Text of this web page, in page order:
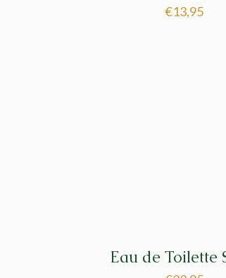
€13,95
Eau de Toilette